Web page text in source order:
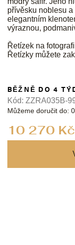
přívěsku noblesu
elegantním
výraznou,
Řetízek na
Řetízky můžete
10 270 Kč
BĚŽNĚ DO 4
Můžeme doručit do:
Kód: ZZRA035B-